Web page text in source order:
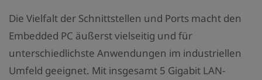
Die Vielfalt der Schnittstellen und Ports macht den
Embedded PC äußerst vielseitig und für
unterschiedlichste Anwendungen im industriellen
Umfeld geeignet. Mit insgesamt 5 Gigabit LAN-